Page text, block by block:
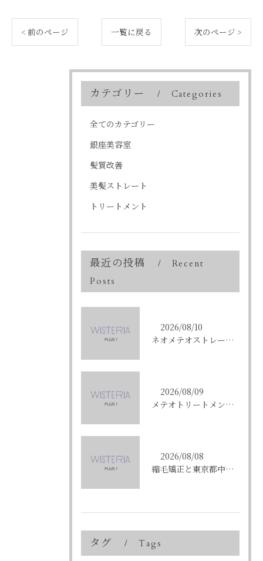
< 前のページ 一覧に戻る 次のページ >
カテゴリー Categories
全てのカテゴリー
銀座美容室
髪質改善
美髪ストレート
トリートメント
最近の投稿
Recent
Posts
2026/08/10
ネオメテオストレートで叶える東京都中央区銀座の理想の髪質改善術
2026/08/09
メテオトリートメントで東京都中央区銀座の髪質改善を成功させる方法と施術選びのコツ
2026/08/08
縮毛矯正と東京都中央区銀座で叶える髪質改善のポイントと理想の仕上がりを徹底解説
タグ Tags